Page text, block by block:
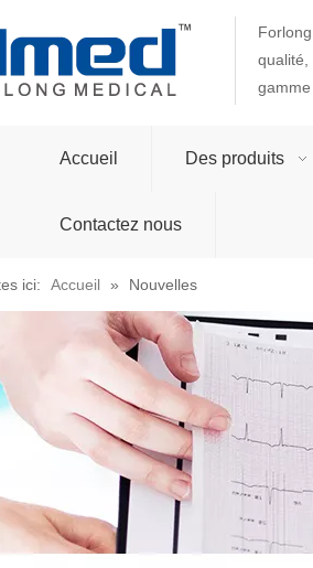
qualité,
gamme
Accueil Des produits
Contactez nous
ici: Accueil » Nouvelles